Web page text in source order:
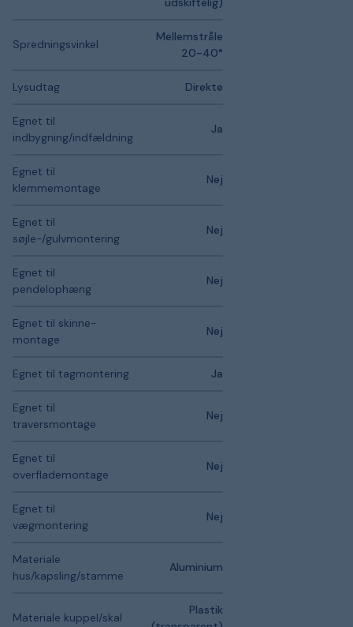
Spredningsvinkel
Mellemstråle
20-40°
Lysudtag Direkte
Egnet til
indbygning/indfældning
Ja
Egnet til
klemmemontage
Nej
Egnet til
søjle-/gulvmontering
Nej
Egnet til
pendelophæng
Nej
Egnet til skinne-
montage
Nej
Egnet til tagmontering Ja
Egnet til
traversmontage
Nej
Egnet til
overflademontage
Nej
Egnet til
vægmontering
Nej
Materiale
hus/kapsling/stamme
Aluminium
Materiale kuppel/skal
Plastik